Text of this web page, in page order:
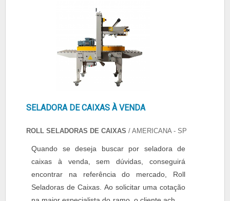
máquina São aparelhos que nec....
SELADORA DE CAIXAS À VENDA
ROLL SELADORAS DE CAIXAS / AMERICANA - SP
Quando se deseja buscar por seladora de
caixas à venda, sem dúvidas, conseguirá
encontrar na referência do mercado, Roll
Seladoras de Caixas. Ao solicitar uma cotação